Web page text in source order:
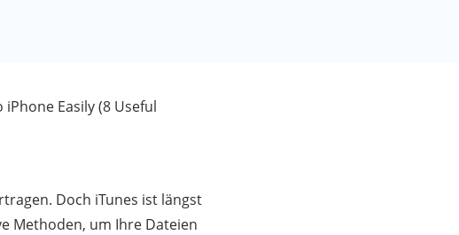
Easily (8 Useful
Doch iTunes ist längst
Methoden, um Ihre Dateien